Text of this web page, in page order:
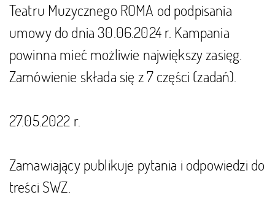
Teatru Muzycznego ROMA od podpisania
umowy do dnia 30.06.2024 r. Kampania
powinna mieć możliwie największy zasięg.
Zamówienie składa się z 7 części (zadań).
27.05.2022 r.
Zamawiający publikuje pytania i odpowiedzi do
treści SWZ.